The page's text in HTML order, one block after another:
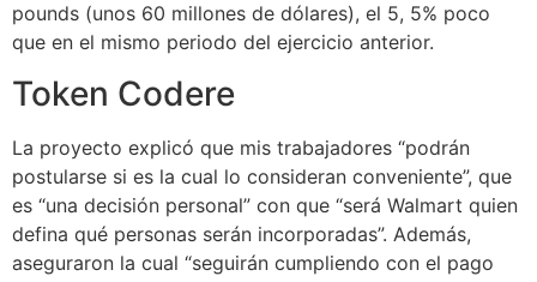
pounds (unos 60 millones de dólares), el 5, 5% poco
que en el mismo periodo del ejercicio anterior.
Token Codere
La proyecto explicó que mis trabajadores “podrán
postularse si es la cual lo consideran conveniente”, que
es “una decisión personal” con que “será Walmart quien
defina qué personas serán incorporadas”. Además,
aseguraron la cual “seguirán cumpliendo con el pago